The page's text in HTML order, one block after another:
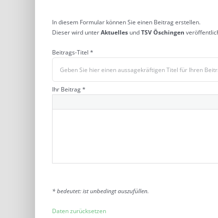
In diesem Formular können Sie einen Beitrag erstellen.
Dieser wird unterAktuelles undTSV Öschingen
Beitrags-Titel *
Ihr Beitrag *
* bedeutet: ist unbedingt auszufüllen.
Daten zurücksetzen